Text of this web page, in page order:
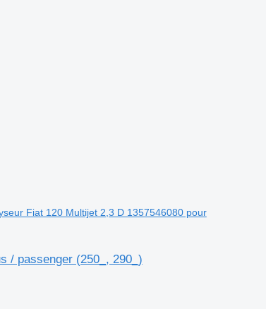
Fiat 120 Multijet 2,3 D 1357546080 pour
/ passenger (250_, 290_)